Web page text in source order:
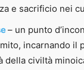
e sacrificio nei
– un punto
incarnando il
della civiltà